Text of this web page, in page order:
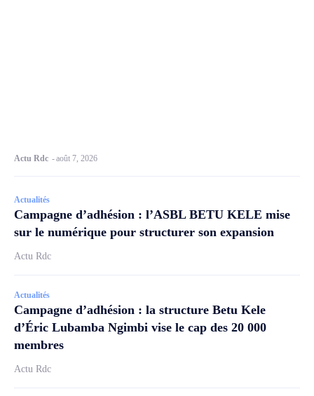
Actu Rdc -août 7, 2026
Actualités
Campagne d’adhésion : l’ASBL BETU KELE mise
sur le numérique pour structurer son expansion
Actu Rdc
Actualités
Campagne d’adhésion : la structure Betu Kele
d’Éric Lubamba Ngimbi vise le cap des 20 000
membres
Actu Rdc